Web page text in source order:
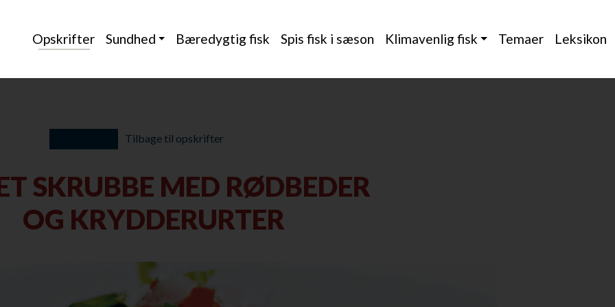
Opskrifter Sundhed Bæredygtig fisk Spis fisk i sæson Klimavenlig fisk Temaer Leksikon
Tilbage til opskrifter
SKRUBBE MED RØDBEDER
OG KRYDDERURTER